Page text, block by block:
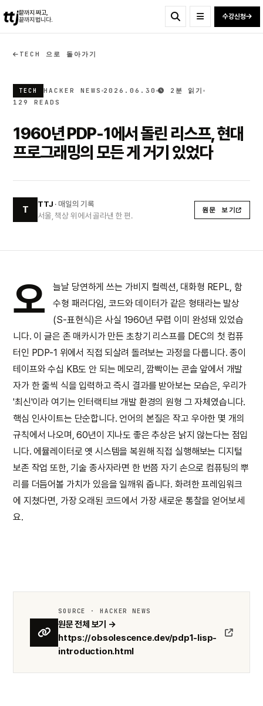
ttj끝까지 짜고,
끝까지 법니다.
수강신청
TECH 으로 돌아가기
TECH HACKER NEWS 2026.06.30
2분 읽기
129 READS
1960년 PDP-1에서 돌린 리스프, 현대
프로그래밍의 모든 게 거기 있었다
T
TTJ · 매일의 기록
서울, 책상 위에서 골라낸 한 편.
원문 보기
오
늘날 당연하게 쓰는 가비지 컬렉션, 대화형 REPL, 함
수형 패러다임, 코드와 데이터가 같은 형태라는 발상
(S-표현식)은 사실 1960년 무렵 이미 완성돼 있었습
니다. 이 글은 존 매카시가 만든 초창기 리스프를 DEC의 첫 컴퓨
터인 PDP-1 위에서 직접 되살려 돌려보는 과정을 다룹니다. 종이
테이프와 수십 KB도 안 되는 메모리, 깜빡이는 콘솔 앞에서 개발
자가 한 줄씩 식을 입력하고 즉시 결과를 받아보는 모습은, 우리가
'최신'이라 여기는 인터랙티브 개발 환경의 원형 그 자체였습니다.
핵심 인사이트는 단순합니다. 언어의 본질은 작고 우아한 몇 개의
규칙에서 나오며, 60년이 지나도 좋은 추상은 낡지 않는다는 점입
니다. 에뮬레이터로 옛 시스템을 복원해 직접 실행해보는 디지털
보존 작업 또한, 기술 종사자라면 한 번쯤 자기 손으로 컴퓨팅의 뿌
리를 더듬어볼 가치가 있음을 일깨워 줍니다. 화려한 프레임워크
에 지쳤다면, 가장 오래된 코드에서 가장 새로운 통찰을 얻어보세
요.
SOURCE · HACKER NEWS
원문 전체 보기 →
https://obsolescence.dev/pdp1-lisp-
introduction.html